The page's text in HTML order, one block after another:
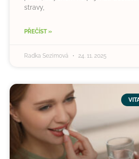
stravy,
PŘEČÍST »
Radka Sezimová 24. 11. 2025